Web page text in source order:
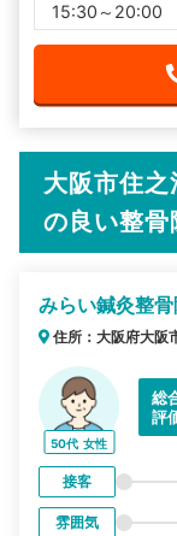
15:30～20:00
大阪市住之
の良い整
みらい鍼灸整
住所：大阪府大
50代 女性
総
評
接客
雰囲気